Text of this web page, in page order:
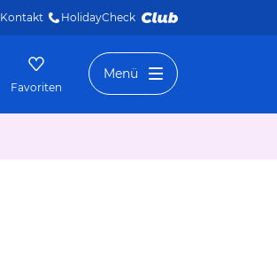
Kontakt HolidayCheck
Favoriten
Menü